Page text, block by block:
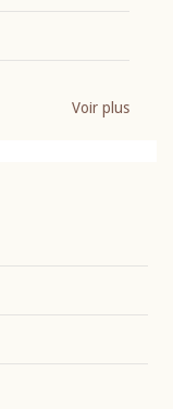
Voir plus